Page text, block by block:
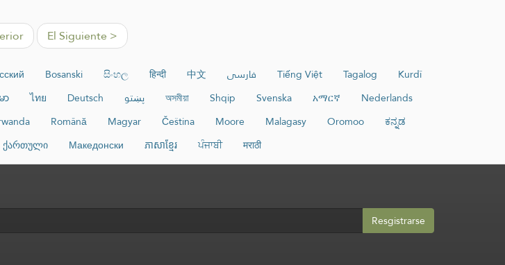
El Siguiente >
Bosanski සිංහල हिन्दी 中文 فارسی Tiếng Việt Tagalog
Kurdî
ာ ไทย Deutsch پښتو অসমীয়া Shqip Svenska አማርኛ
Nederlands
Română Magyar Čeština Moore Malagasy Oromoo
ಕನ್ನಡ
ქართული Македонски ភាសាខ្មែរ ਪੰਜਾਬੀ मराठी
Resgistrarse